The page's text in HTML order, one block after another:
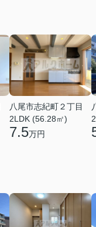
八尾市志紀町２丁目
2LDK (56.28㎡)
7.5万円